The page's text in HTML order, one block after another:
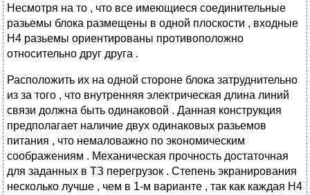
Несмотря на то , что все имеющиеся соединительные
разьемы блока размещены в одной плоскости , входные
Н4 разьемы ориентированы противоположно
относительно друг друга .
Расположить их на одной стороне блока затруднительно
из за того , что внутренняя электрическая длина линий
связи должна быть одинаковой . Данная конструкция
предполагает наличие двух одинаковых разьемов
питания , что немаловажно по экономическим
соображениям . Механическая прочность достаточная
для заданных в ТЗ перегрузок . Степень экранирования
несколько лучше , чем в 1-м варианте , так как каждая Н4